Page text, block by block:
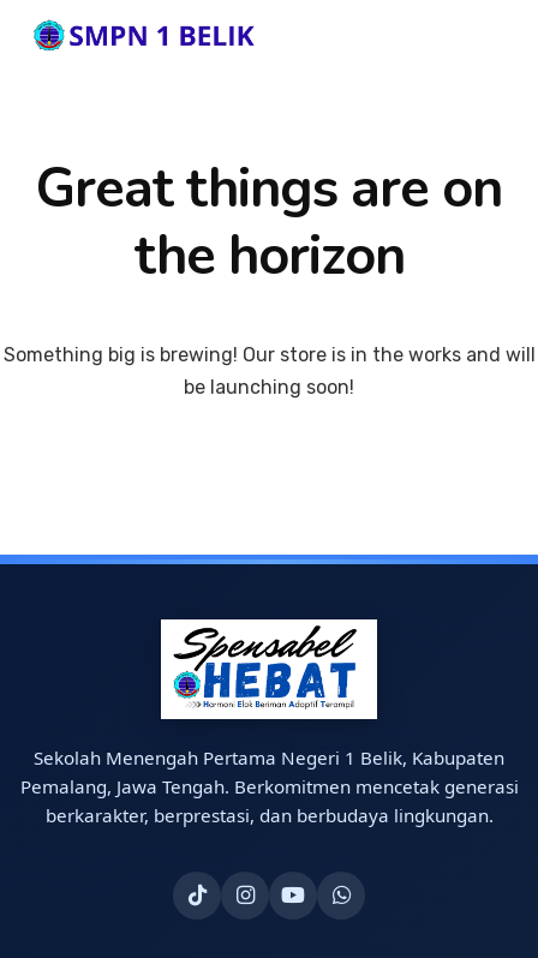
Great things are on
the horizon
Something big is brewing! Our store is in the works and will
be launching soon!
Sekolah Menengah Pertama Negeri 1 Belik, Kabupaten
Pemalang, Jawa Tengah. Berkomitmen mencetak generasi
berkarakter, berprestasi, dan berbudaya lingkungan.